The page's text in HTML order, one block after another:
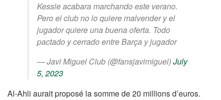
Kessie acabara marchando este verano.
Pero el club no lo quiere malvender y el
jugador quiere una buena oferta. Todo
pactado y cerrado entre Barça y jugador
— Javi Miguel Club (@fansjavimiguel)July
5, 2023
Al-Ahli aurait proposé la somme de 20 millions d’euros.